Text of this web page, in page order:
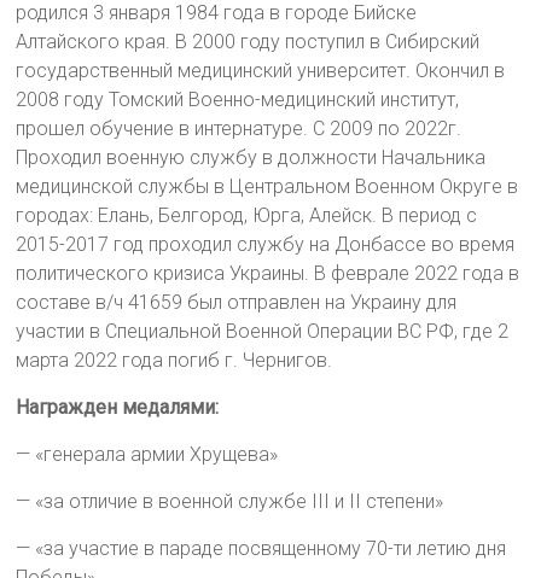
родился 3 января 1984 года в городе Бийске
Алтайского края. В 2000 году поступил в Сибирский
государственный медицинский университет. Окончил в
2008 году Томский Военно-медицинский институт,
прошел обучение в интернатуре. С 2009 по 2022г.
Проходил военную службу в должности Начальника
медицинской службы в Центральном Военном Округе в
городах: Елань, Белгород, Юрга, Алейск. В период с
2015-2017 год проходил службу на Донбассе во время
политического кризиса Украины. В феврале 2022 года в
составе в/ч 41659 был отправлен на Украину для
участии в Специальной Военной Операции ВС РФ, где 2
марта 2022 года погиб г. Чернигов.
Награжден медалями:
— «генерала армии Хрущева»
— «за отличие в военной службе III и II степени»
— «за участие в параде посвященному 70-ти летию дня